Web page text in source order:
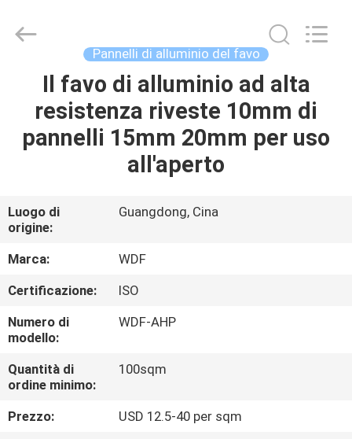
CASA
PRODOTTI
NOI
GIRO
DELLA
FABBRICA
CONTROLLO
DI
QUALITÀ
Ltd..
Pannelli di alluminio del favo
Il favo di alluminio ad alta
resistenza riveste 10mm di
pannelli 15mm 20mm per uso
all'aperto
Luogo di
origine:
Guangdong, Cina
Marca:
WDF
Certificazione:
ISO
Numero di
modello:
WDF-AHP
Quantità di
ordine minimo:
100sqm
Prezzo:
USD 12.5-40 per sqm